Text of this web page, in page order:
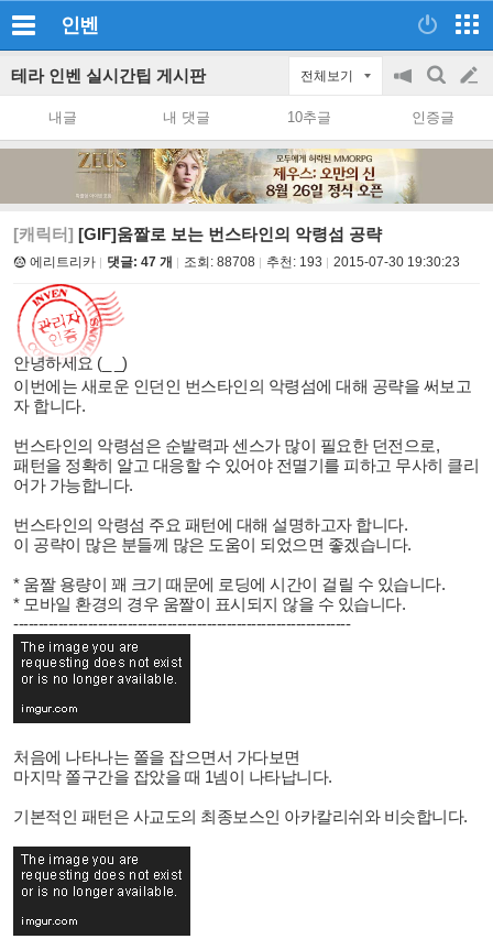
인벤
테라 인벤 실시간팁 게시판 전체보기
공
on/off
검
색
글
쓰
내글 내 댓글 10추글 인증글
[캐릭터] [GIF]움짤로 보는 번스타인의 악령섬 공략
에리트리카 댓글: 47 개 조회: 88708 추천: 193 2015-07-30 19:30:23
안녕하세요 (_ _)
이번에는 새로운 인던인 번스타인의 악령섬에 대해 공략을 써보고
자 합니다.
번스타인의 악령섬은 순발력과 센스가 많이 필요한 던전으로,
패턴을 정확히 알고 대응할 수 있어야 전멸기를 피하고 무사히 클리
어가 가능합니다.
번스타인의 악령섬 주요 패턴에 대해 설명하고자 합니다.
이 공략이 많은 분들께 많은 도움이 되었으면 좋겠습니다.
* 움짤 용량이 꽤 크기 때문에 로딩에 시간이 걸릴 수 있습니다.
* 모바일 환경의 경우 움짤이 표시되지 않을 수 있습니다.
--------------------------------------------------------------------
처음에 나타나는 쫄을 잡으면서 가다보면
마지막 쫄구간을 잡았을 때 1넴이 나타납니다.
기본적인 패턴은 사교도의 최종보스인 아카칼리쉬와 비슷합니다.